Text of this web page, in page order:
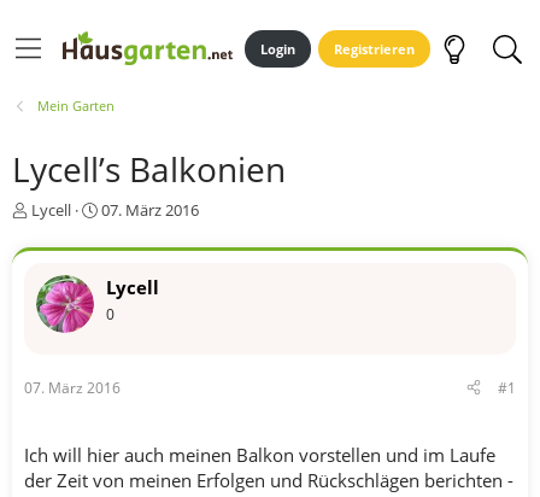
Login Registrieren
Mein Garten
Lycell’s Balkonien
E
s
e
r
Lycell
E
s
e
a
07. März 2016
Lycell
0
07. März 2016 #1
Ich will hier auch meinen Balkon vorstellen und im Laufe
der Zeit von meinen Erfolgen und Rückschlägen berichten -